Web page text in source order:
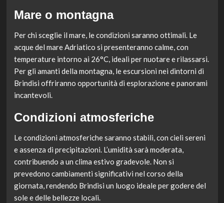
Mare o montagna
Per chi sceglie il mare, le condizioni saranno ottimali. Le
acque del mare Adriatico si presenteranno calme, con
temperature intorno ai 26°C, ideali per nuotare e rilassarsi.
Per gli amanti della montagna, le escursioni nei dintorni di
Brindisi offriranno opportunità di esplorazione e panorami
incantevoli.
Condizioni atmosferiche
Le condizioni atmosferiche saranno stabili, con cieli sereni
e assenza di precipitazioni. L’umidità sarà moderata,
contribuendo a un clima estivo gradevole. Non si
prevedono cambiamenti significativi nel corso della
giornata, rendendo Brindisi un luogo ideale per godere del
sole e delle bellezze locali.